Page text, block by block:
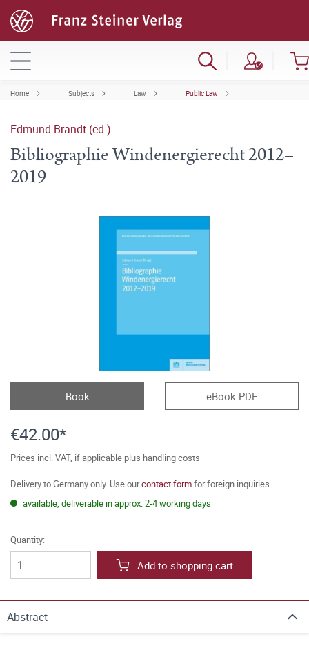
Home Subjects Law Public Law
Edmund Brandt (ed.)
Bibliographie Windenergierecht 2012–
2019
Book eBook PDF
€42.00*
Prices incl. VAT, if applicable plus handling costs
Delivery to Germany only. Use ourcontact formfor foreign inquiries.
available, deliverable in approx. 2-4 working days
Quantity:
Add to shopping cart
Abstract